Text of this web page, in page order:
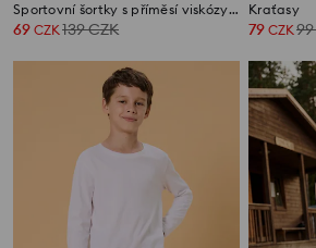
Sportovní šortky s příměsí viskózy Active
69 CZK139CZK
Kraťasy
79 CZK99